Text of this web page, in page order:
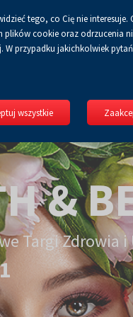
Zaloguj się
&
Targi Zdrowia i
tego, co Cię nie
cookie oraz odrzucenia
przypadku jakichkolwiek
wszystkie